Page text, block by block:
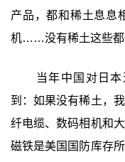
产品，都和稀土息息
机……没有稀土这些都
当年中国对日
到：如果没有稀土，
纤电缆、数码相机和
磁铁是美国国防库存